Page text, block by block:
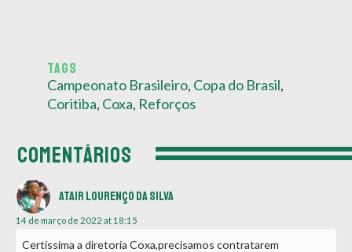
TAGS
Campeonato Brasileiro, Copa do Brasil,
Coritiba, Coxa, Reforços
COMENTÁRIOS
Atair Lourenço da Silva
14 de março de 2022 at 18:15
Certíssima a diretoria Coxa,precisamos contratarem